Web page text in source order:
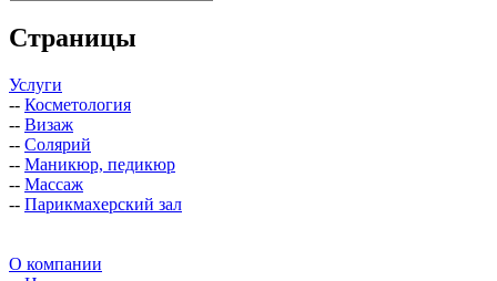
Страницы
Услуги
-- Косметология
-- Визаж
-- Солярий
-- Маникюр, педикюр
-- Массаж
-- Парикмахерский зал
О компании